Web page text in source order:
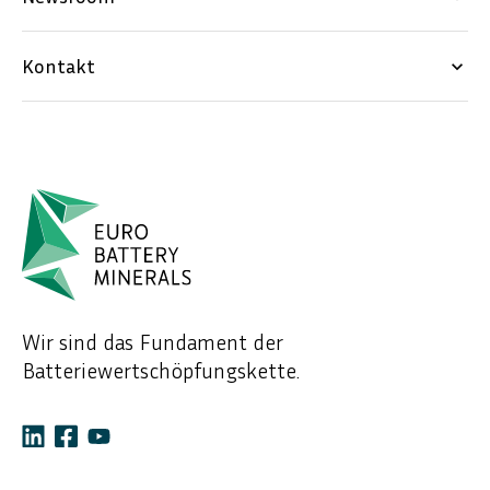
Kontakt keyboard_arrow_down
Wir sind das Fundament der
Batteriewertschöpfungskette.